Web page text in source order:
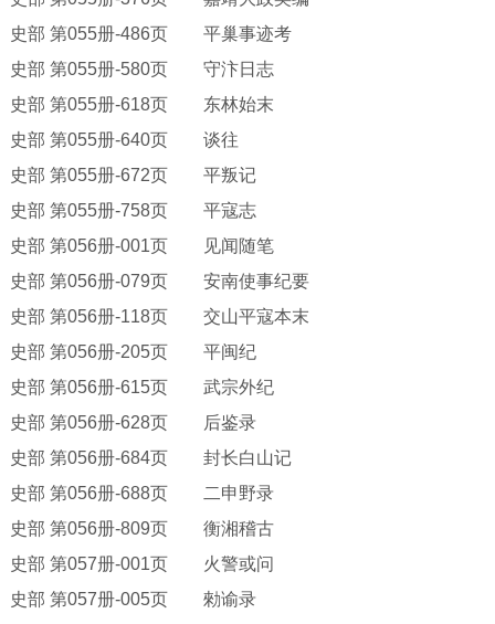
史部 第055册-486页 平巢事迹考
史部 第055册-580页 守汴日志
史部 第055册-618页 东林始末
史部 第055册-640页 谈往
史部 第055册-672页 平叛记
史部 第055册-758页 平寇志
史部 第056册-001页 见闻随笔
史部 第056册-079页 安南使事纪要
史部 第056册-118页 交山平寇本末
史部 第056册-205页 平闽纪
史部 第056册-615页 武宗外纪
史部 第056册-628页 后鉴录
史部 第056册-684页 封长白山记
史部 第056册-688页 二申野录
史部 第056册-809页 衡湘稽古
史部 第057册-001页 火警或问
史部 第057册-005页 勑谕录